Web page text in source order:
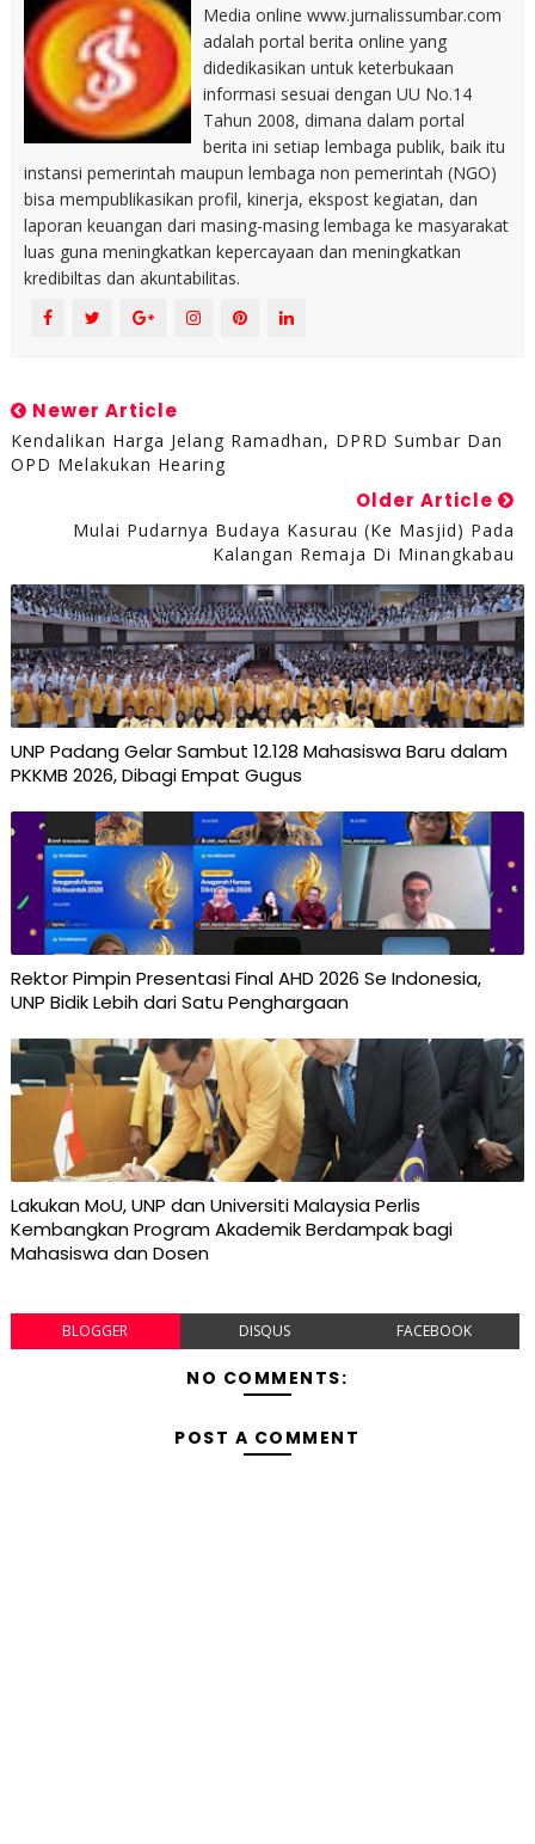
Media online www.jurnalissumbar.com
adalah portal berita online yang
didedikasikan untuk keterbukaan
informasi sesuai dengan UU No.14
Tahun 2008, dimana dalam portal
berita ini setiap lembaga publik, baik itu
instansi pemerintah maupun lembaga non pemerintah (NGO)
bisa mempublikasikan profil, kinerja, ekspost kegiatan, dan
laporan keuangan dari masing-masing lembaga ke masyarakat
luas guna meningkatkan kepercayaan dan meningkatkan
kredibiltas dan akuntabilitas.
Newer Article
Kendalikan Harga Jelang Ramadhan, DPRD Sumbar Dan
OPD Melakukan Hearing
Older Article
Mulai Pudarnya Budaya Kasurau (ke Masjid) Pada
Kalangan Remaja Di Minangkabau
UNP Padang Gelar Sambut 12.128 Mahasiswa Baru dalam
PKKMB 2026, Dibagi Empat Gugus
Rektor Pimpin Presentasi Final AHD 2026 Se Indonesia,
UNP Bidik Lebih dari Satu Penghargaan
Lakukan MoU, UNP dan Universiti Malaysia Perlis
Kembangkan Program Akademik Berdampak bagi
Mahasiswa dan Dosen
BLOGGER DISQUS FACEBOOK
NO COMMENTS:
POST A COMMENT